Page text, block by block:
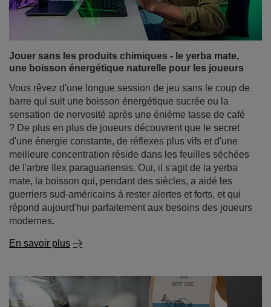
leurs périodes de concentration. Et ce ne sont pas
seulement les étudiants qui se posent la question, mais
aussi les travailleurs intellectuels, les programmeurs ou
aussi fortement que le café, ou agit-il différemment ?
En savoir plus
Jouer sans les produits chimiques - le yerba mate,
une boisson énergétique naturelle pour les joueurs